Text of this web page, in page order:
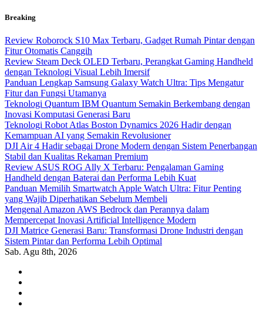
Skip
content
Breaking
Review Roborock S10 Max Terbaru, Gadget Rumah Pintar dengan
Fitur Otomatis Canggih
Review Steam Deck OLED Terbaru, Perangkat Gaming Handheld
dengan Teknologi Visual Lebih Imersif
Panduan Lengkap Samsung Galaxy Watch Ultra: Tips Mengatur
Fitur dan Fungsi Utamanya
Teknologi Quantum IBM Quantum Semakin Berkembang dengan
Inovasi Komputasi Generasi Baru
Teknologi Robot Atlas Boston Dynamics 2026 Hadir dengan
Kemampuan AI yang Semakin Revolusioner
DJI Air 4 Hadir sebagai Drone Modern dengan Sistem Penerbangan
Stabil dan Kualitas Rekaman Premium
Review ASUS ROG Ally X Terbaru: Pengalaman Gaming
Handheld dengan Baterai dan Performa Lebih Kuat
Panduan Memilih Smartwatch Apple Watch Ultra: Fitur Penting
yang Wajib Diperhatikan Sebelum Membeli
Mengenal Amazon AWS Bedrock dan Perannya dalam
Mempercepat Inovasi Artificial Intelligence Modern
DJI Matrice Generasi Baru: Transformasi Drone Industri dengan
Sistem Pintar dan Performa Lebih Optimal
Sab. Agu 8th, 2026